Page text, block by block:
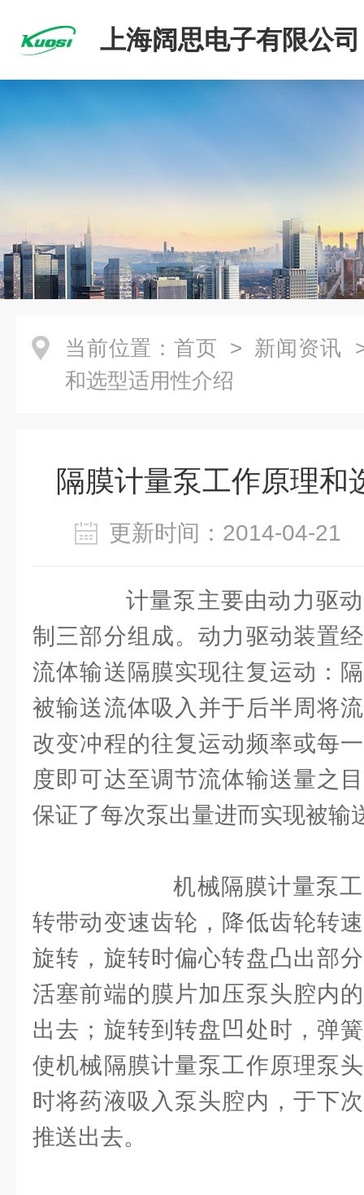
上海阔思电子有限公司
当前位置： 首页 > 新闻资讯
和选型适用性介绍
隔膜计量泵工作原理和
更新时间：2014-04-
计量泵主要由动力驱动
制三部分组成。动力驱动装置
流体输送隔膜实现往复运动：
被输送流体吸入并于后半周将
改变冲程的往复运动频率或每
度即可达至调节流体输送量之
保证了每次泵出量进而实现被输
机械隔膜计量泵工作
转带动变速齿轮，降低齿轮转
旋转，旋转时偏心转盘凸出部
活塞前端的膜片加压泵头腔内
出去；旋转到转盘凹处时，弹
使机械隔膜计量泵工作原理泵
时将药液吸入泵头腔内，于下
推送出去。